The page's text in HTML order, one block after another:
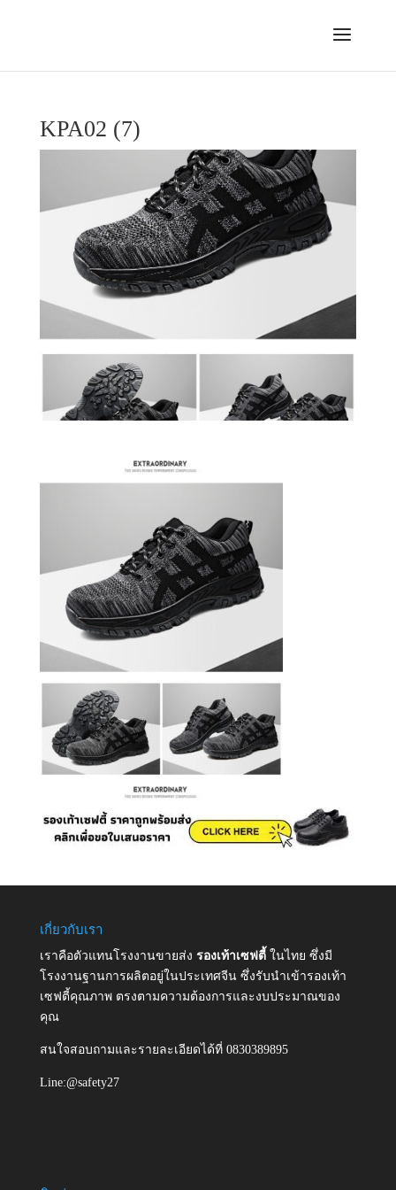
KPA02 (7)
เกี่ยวกับเรา
เราคือตัวแทนโรงงานขายส่ง รองเท้าเซฟตี้ ในไทย ซึ่งมี
โรงงานฐานการผลิตอยู่ในประเทศจีน ซึ่งรับนำเข้ารองเท้า
เซฟตี้คุณภาพ ตรงตามความต้องการและงบประมาณของ
คุณ
สนใจสอบถามและรายละเอียดได้ที่ 0830389895
Line:@safety27